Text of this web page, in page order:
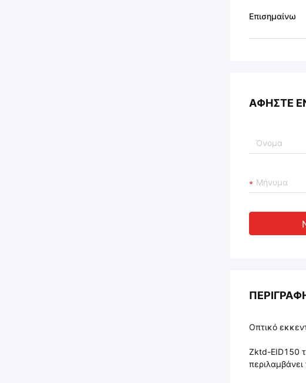
Επισημαίνω
ΑΦΉΣΤΕ
Οπτικό
Zktd-EID150